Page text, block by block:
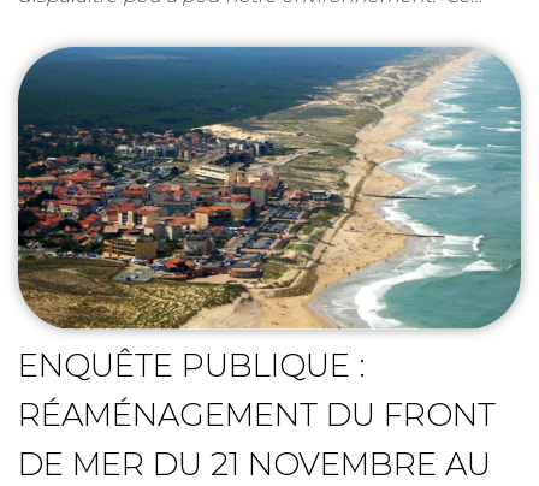
ENQUÊTE PUBLIQUE :
RÉAMÉNAGEMENT DU FRONT
DE MER DU 21 NOVEMBRE AU